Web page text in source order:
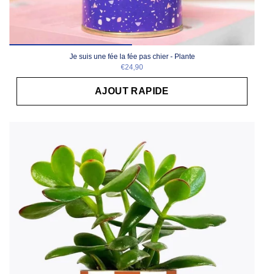
Je suis une fée la fée pas chier - Plante
€24,90
AJOUT RAPIDE